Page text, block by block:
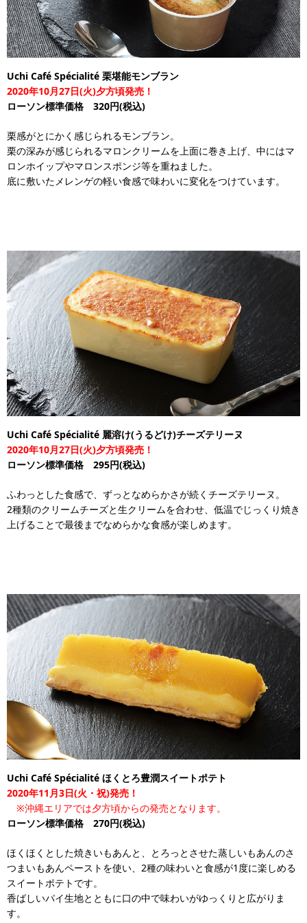
Uchi Café Spécialité 栗堪能モンブラン
2020年10月27日(火)夕方頃発売！
ローソン標準価格 320円(税込)
栗感がとにかく感じられるモンブラン。
栗の深みが感じられるマロンクリームを上面に巻き上げ、中にはマ
ロンホイップやマロンスポンジ等を重ねました。
底に敷いたメレンゲの軽い食感で味わいに変化をつけています。
Uchi Café Spécialité 麗溶け(うるどけ)チーズテリーヌ
2020年10月27日(火)夕方頃発売！
ローソン標準価格 295円(税込)
ふわっとした食感で、ずっとなめらかさが続くチーズテリーヌ。
2種類のクリームチーズと生クリームを合わせ、低温でじっくり焼き
上げることで最後までなめらかな食感が楽しめます。
Uchi Café Spécialité ほくとろ豊潤スイートポテト
2020年11月3日(火・祝)発売！
※沖縄エリアでは夕方頃からの発売となります。
ローソン標準価格 270円(税込)
ほくほくとした焼きいもあんと、とろっとさせた蒸しいもあんのさ
つまいもあんペーストを使い、2種の味わいと食感が1度に楽しめる
スイートポテトです。
香ばしいパイ生地とともに口の中で味わいがゆっくりと広がりま
す。